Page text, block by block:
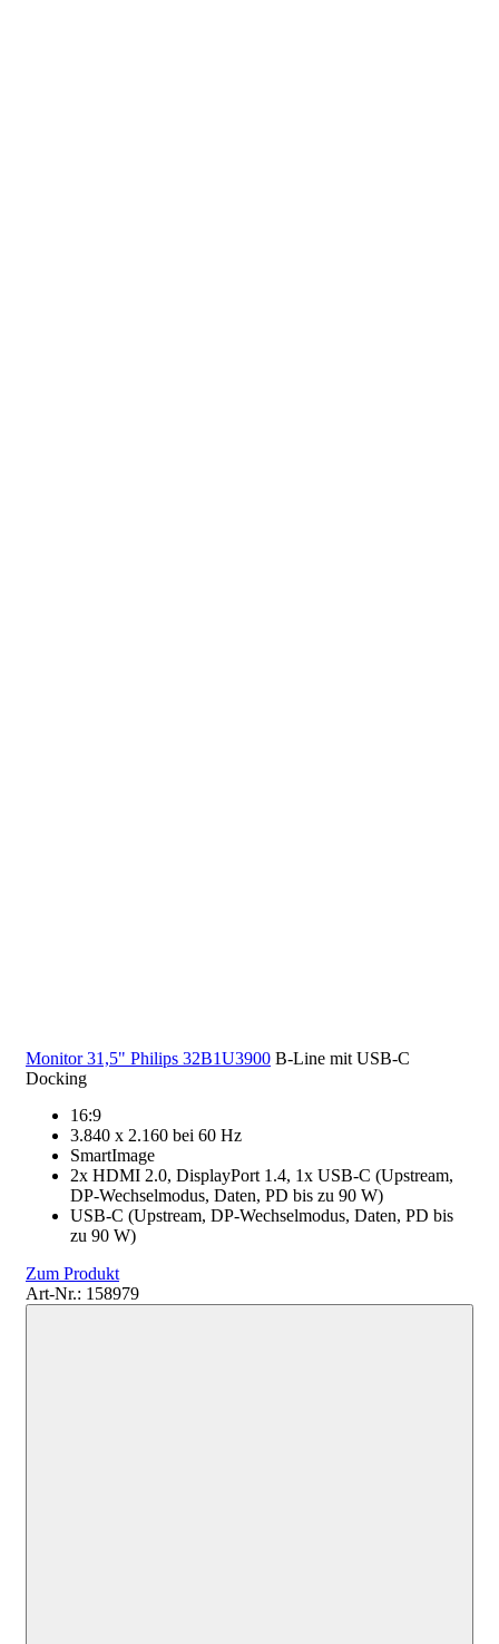
Monitor 31,5" Philips 32B1U3900 B-Line mit USB-C
Docking
16:9
3.840 x 2.160 bei 60 Hz
SmartImage
2x HDMI 2.0, DisplayPort 1.4, 1x USB-C (Upstream,
DP-Wechselmodus, Daten, PD bis zu 90 W)
USB-C (Upstream, DP-Wechselmodus, Daten, PD bis
zu 90 W)
Zum Produkt
Art-Nr.: 158979